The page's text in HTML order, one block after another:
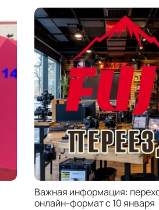
для
Важная информация:
онлайн-формат с 10 января